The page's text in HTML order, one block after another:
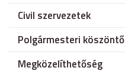
Civil szervezetek
Polgármesteri köszöntő
Megközelíthetőség